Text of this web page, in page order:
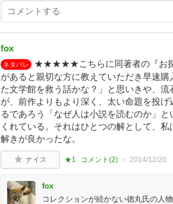
fox
ネタバレ
★★★★★こちらに同著者の『お探
があると親切な方に教えていただき早速
た文学館を救う話かな？」と思いきや、流
が、前作よりもより深く、太い命題を投
るであろう「なぜ人は小説を読むのか」
くれている。それはひとつの解として、
解きが良かったな。
ナイス ★1 コメント(2) 2014/12/20
fox
コレクションが続かない徳丸氏の人